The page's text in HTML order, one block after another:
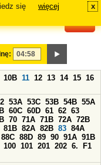
się
więcej x
10B 11 12 13 14 15 16
53A 53C 53B 54B 55A
60C 60D 61 62 63
70 71A 71B 72A 72B
81B 82A 82B 83 84A
88C 88D 89 90 91A 91B
100 101 201 202 6.
F1